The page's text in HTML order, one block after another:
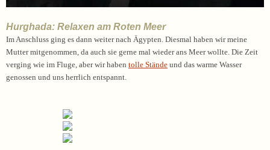
Hurghada: Relaxen am Roten Meer
Im Anschluss ging es dann weiter nach Ägypten. Diesmal haben wir meine
Mutter mitgenommen, da auch sie gerne mal wieder ans Meer wollte. Die Zeit
verging wie im Fluge, aber wir haben tolle Stände und das warme Wasser
genossen und uns herrlich entspannt.